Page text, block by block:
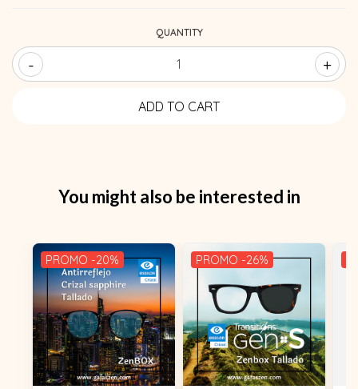
QUANTITY
- +
You might also be interested in
PROMO -20% PROMO -26%